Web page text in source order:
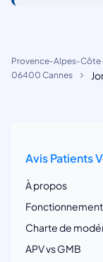
Provence-Alpes-Côte
06400 Cannes
Avis Patients
À propos
Charte de
APV vs GMB